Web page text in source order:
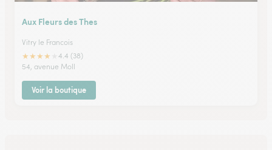
Aux Fleurs des Thes
Vitry le Francois
★★★★
4.4 (38)
54, avenue Moll
Voir la boutique